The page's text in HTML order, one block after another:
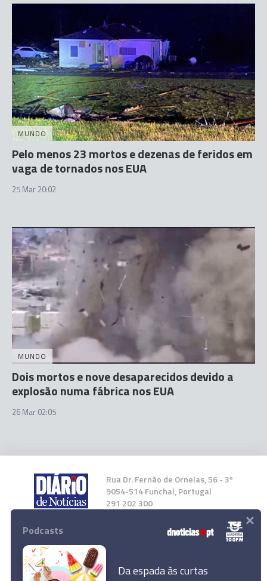
MUNDO
Pelo menos 23 mortos e dezenas de feridos em
vaga de tornados nos EUA
25 Mar 20:02
MUNDO
Dois mortos e nove desaparecidos devido a
explosão numa fábrica nos EUA
26 Mar 02:05
Rua Dr. Fernão de Ornelas, 56 - 3º
9054-514 Funchal, Portugal
291 202 300
Instale a nossa App
Podcasts
Da espada às curtas
×